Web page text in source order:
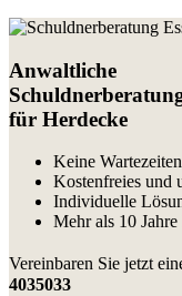
Anwaltliche
für Herdecke
Keine
Kostenfreies und
Individuelle
Mehr als 10
Vereinbaren Sie jetzt
4035033